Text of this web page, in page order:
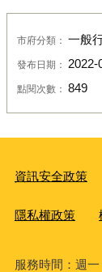
市府分類： 一般
發布日期： 2022-
點閱次數： 849
資訊安全政策
隱私權政策
服務時間：週